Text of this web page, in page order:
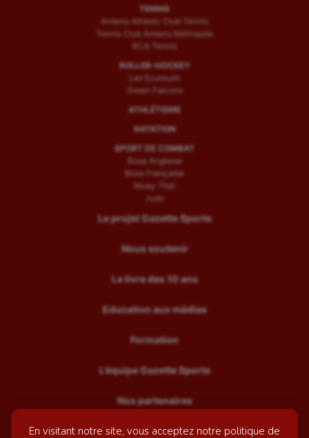
En visitant notre site, vous acceptez notre politique de
TENNIS
Amiens Athletic Club Tennis
Tennis Club Amiens Métropole
RCA Tennis
ROLLER-HOCKEY
Les Ecureuils
Green Falcons
ATHLÉTISME
NATATION
SPORT DE COMBAT
Boxe Anglaise
Boxe Française
Muay Thaï
Judo
Le projet Gazette Sports
Nous soutenir
Le livre des 10 ans
Education aux médias
Formation
L’équipe Gazette Sports
Nos partenaires
Recrutement